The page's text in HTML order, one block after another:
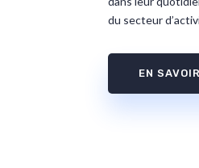
du secteur
EN